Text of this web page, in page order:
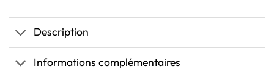
Description
Informations complémentaires